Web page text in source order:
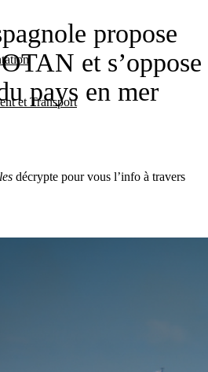
et Transport
propose
et s’oppose
pays en mer
décrypte pour vous l’info à travers